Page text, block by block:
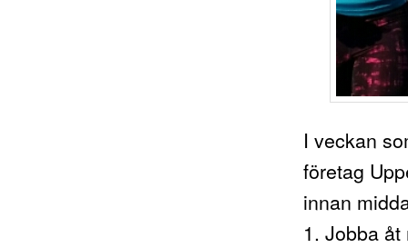
I veckan
företag
innan
1. Jobba åt